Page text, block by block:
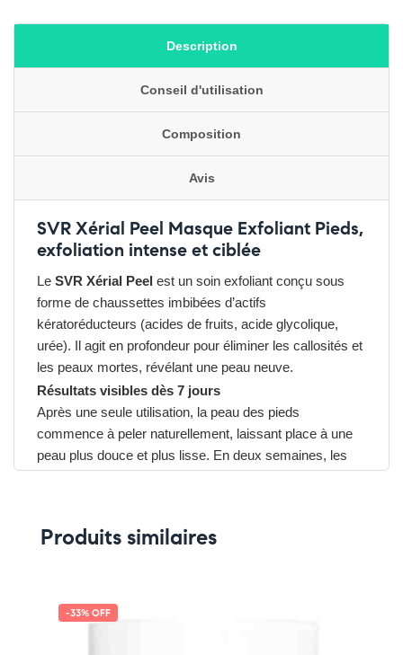
Description
Conseil d'utilisation
Composition
Avis
SVR Xérial Peel Masque Exfoliant Pieds,
exfoliation intense et ciblée
Le SVR Xérial Peel est un soin exfoliant conçu sous
forme de chaussettes imbibées d’actifs
kératoréducteurs (acides de fruits, acide glycolique,
urée). Il agit en profondeur pour éliminer les callosités et
les peaux mortes, révélant une peau neuve.
Résultats visibles dès 7 jours
Après une seule utilisation, la peau des pieds
commence à peler naturellement, laissant place à une
peau plus douce et plus lisse. En deux semaines, les
Masque Exfoliant Pieds
épaissis.
Produits similaires
-33% OFF